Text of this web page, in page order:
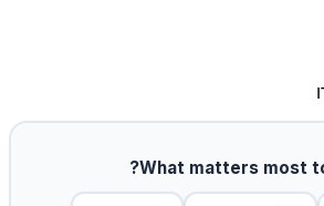
What matters most to